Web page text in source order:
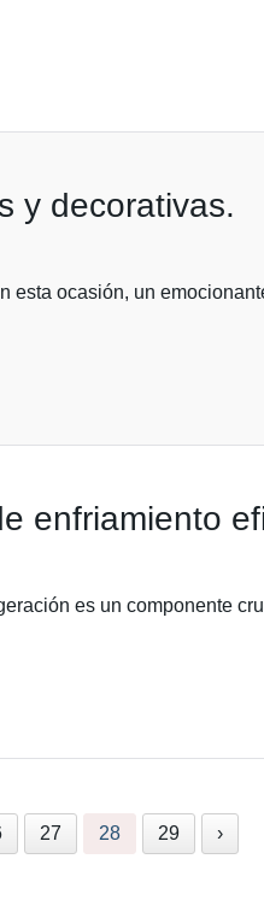
y decorativas.
ocasión, un
enfriamiento
es un componente
27 28 29 ›